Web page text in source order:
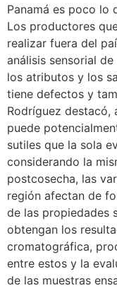
Panamá es poco lo
Los productores
realizar fuera del
análisis sensorial
los atributos y los
tiene defectos y
Rodríguez destacó,
puede
sutiles que la sola
considerando la
postcosecha, las
región afectan de
de las propiedades
obtengan los
cromatográfica,
entre estos y la
de las muestras